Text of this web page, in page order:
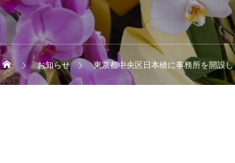
お知らせ 東京都中央区日本橋に事務所を開設